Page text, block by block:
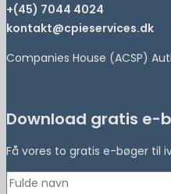
+(45) 7044 4024
kontakt@cpieservices.dk
Companies House (ACSP)
Download gratis
Få vores to gratis e-bøger til